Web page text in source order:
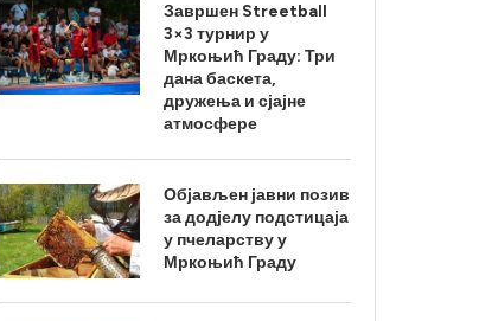
Завршен Streetball
3×3 турнир у
Мркоњић Граду: Три
дана баскета,
дружења и сјајне
атмосфере
Објављен јавни позив
за додјелу подстицаја
у пчеларству у
Мркоњић Граду